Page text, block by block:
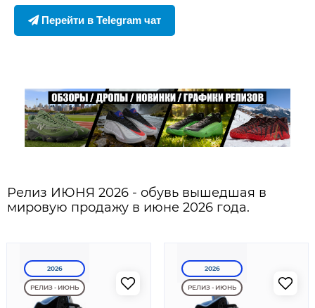
Перейти в Telegram чат
Релиз ИЮНЯ 2026 - обувь вышедшая в
мировую продажу в июне 2026 года.
2026
РЕЛИЗ - ИЮНЬ
2026
РЕЛИЗ - ИЮНЬ